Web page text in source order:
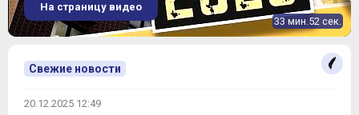
33 мин.52 сек.
На страницу видео
Свежие новости
20.12.2025 12:49